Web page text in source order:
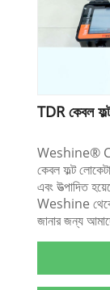
TDR কেবল
Weshine® CE
কেবল ফল্ট
এবং উত্পাদিত
Weshine থেকে
জানার জন্য